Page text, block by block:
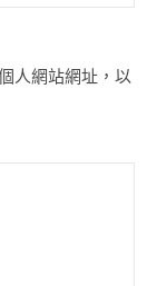
人網站網址，以